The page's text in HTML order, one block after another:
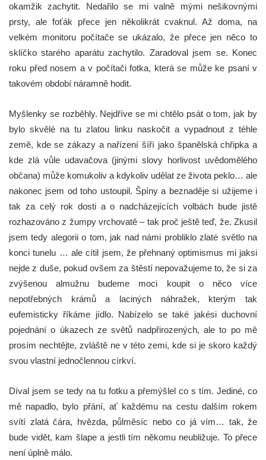
okamžik zachytit. Nedařilo se mi valně mými nešikovnými
prsty, ale foťák přece jen několikrát cvaknul. Až doma, na
velkém monitoru počítače se ukázalo, že přece jen něco to
sklíčko starého aparátu zachytilo. Zaradoval jsem se. Konec
roku před nosem a v počítači fotka, která se může ke psaní v
takovém období náramně hodit.
Myšlenky se rozběhly. Nejdříve se mi chtělo psát o tom, jak by
bylo skvělé na tu zlatou linku naskočit a vypadnout z téhle
země, kde se zákazy a nařízení šíří jako španělská chřipka a
kde zlá vůle udavačova (jinými slovy horlivost uvědomělého
občana) může komukoliv a kdykoliv udělat ze života peklo… ale
nakonec jsem od toho ustoupil. Špíny a beznaděje si užijeme i
tak za celý rok dosti a o nadcházejících volbách bude jistě
rozhazováno z žumpy vrchovatě – tak proč ještě teď, že. Zkusil
jsem tedy alegorii o tom, jak nad námi probliklo zlaté světlo na
konci tunelu … ale cítil jsem, že přehnaný optimismus mi jaksi
nejde z duše, pokud ovšem za štěstí nepovažujeme to, že si za
zvýšenou almužnu budeme moci koupit o něco více
nepotřebných krámů a laciných náhražek, kterým tak
eufemisticky říkáme jídlo. Nabízelo se také jakési duchovní
pojednání o úkazech ze světů nadpřirozených, ale to po mě
prosím nechtějte, zvláště ne v této zemi, kde si je skoro každý
svou vlastní jednočlennou církví.
Díval jsem se tedy na tu fotku a přemýšlel co s tím. Jediné, co
mě napadlo, bylo přání, ať každému na cestu dalším rokem
svítí zlatá čára, hvězda, půlměsíc nebo co já vím… tak, že
bude vidět, kam šlape a jestli tím někomu neubližuje. To přece
není úplně málo.